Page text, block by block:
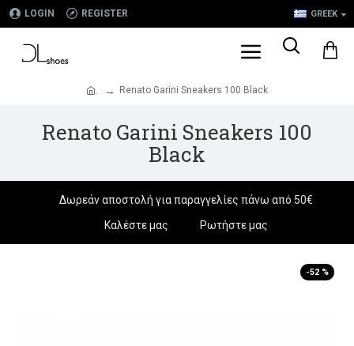
LOGIN REGISTER GREEK
. Renato Garini Sneakers 100 Black
Renato Garini Sneakers 100
Black
Δωρεάν αποστολή για παραγγελίες πάνω από 50€
Καλέστε μας
Ρωτήστε μας
-52 %